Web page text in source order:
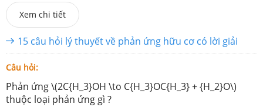
Xem chi tiết
15 câu hỏi lý thuyết về phản ứng hữu cơ có lời giải
Câu hỏi:
Phản ứng \(2C{H_3}OH \to C{H_3}OC{H_3} + {H_2}O\)
thuộc loại phản ứng gì ?